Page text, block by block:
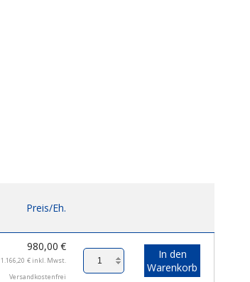
Preis/Eh.
980,00 €
1.166,20 € inkl. Mwst.
Versandkostenfrei
In den
Warenkorb